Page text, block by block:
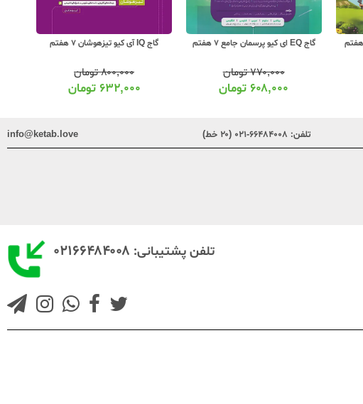
گاج EQ ای کیو پرسمان جامع 7 هفتم
۷۷۰,۰۰۰تومان
۶۰۸,۰۰۰تومان
گاج IQ آی کیو تیزهوشان 7 هفتم
۸۰۰,۰۰۰تومان
۶۳۲,۰۰۰ تومان
تلفن: ۶۶۴۸۴۰۰۸-۰۲۱ (۲۰ خط) info@ketab.love
تلفن پشتیبانی: ۰۲۱۶۶۴۸۴۰۰۸